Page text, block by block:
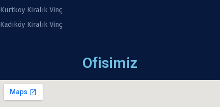
Kurtköy Kiralık Vinç
Kadıköy Kiralık Vinç
Ofisimiz